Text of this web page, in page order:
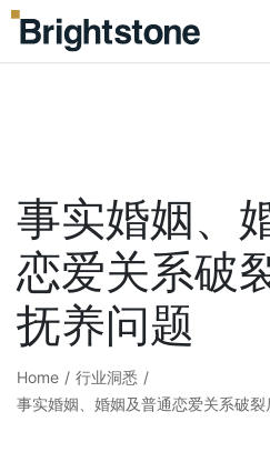
事实婚姻、
恋爱关系破
抚养问题
Home / 行业洞悉 /
事实婚姻、婚姻及普通恋爱关系破